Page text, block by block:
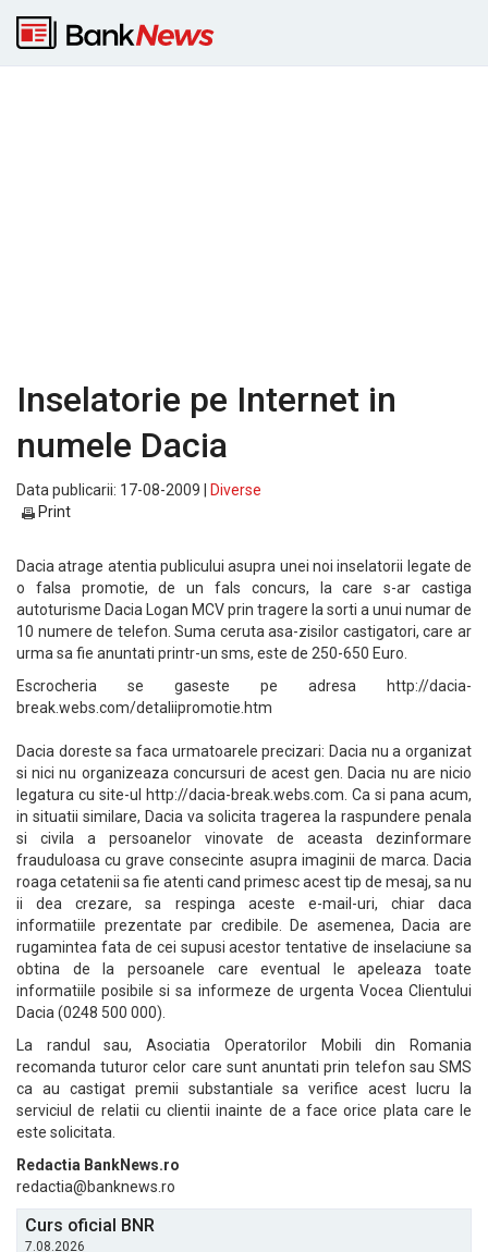
Inselatorie pe Internet in
numele Dacia
Data publicarii: 17-08-2009 |
Diverse
Print
Dacia atrage atentia publicului asupra unei noi inselatorii legate de
o falsa promotie, de un fals concurs, la care s-ar castiga
autoturisme Dacia Logan MCV prin tragere la sorti a unui numar de
10 numere de telefon. Suma ceruta asa-zisilor castigatori, care ar
urma sa fie anuntati printr-un sms, este de 250-650 Euro.
Escrocheria se gaseste pe adresa http://dacia-
break.webs.com/detaliipromotie.htm
Dacia doreste sa faca urmatoarele precizari: Dacia nu a organizat
si nici nu organizeaza concursuri de acest gen. Dacia nu are nicio
legatura cu site-ul http://dacia-break.webs.com. Ca si pana acum,
in situatii similare, Dacia va solicita tragerea la raspundere penala
si civila a persoanelor vinovate de aceasta dezinformare
frauduloasa cu grave consecinte asupra imaginii de marca. Dacia
roaga cetatenii sa fie atenti cand primesc acest tip de mesaj, sa nu
ii dea crezare, sa respinga aceste e-mail-uri, chiar daca
informatiile prezentate par credibile. De asemenea, Dacia are
rugamintea fata de cei supusi acestor tentative de inselaciune sa
obtina de la persoanele care eventual le apeleaza toate
informatiile posibile si sa informeze de urgenta Vocea Clientului
Dacia (0248 500 000).
La randul sau, Asociatia Operatorilor Mobili din Romania
recomanda tuturor celor care sunt anuntati prin telefon sau SMS
ca au castigat premii substantiale sa verifice acest lucru la
serviciul de relatii cu clientii inainte de a face orice plata care le
este solicitata.
Redactia BankNews.ro
redactia@banknews.ro
Curs oficial BNR
7.08.2026